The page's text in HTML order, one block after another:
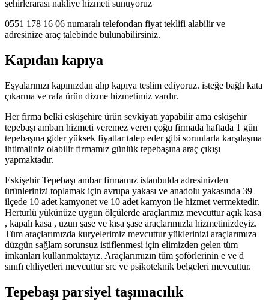
şehirlerarası nakliye hizmeti sunuyoruz
0551 178 16 06 numaralı telefondan fiyat teklifi alabilir ve
adresinize araç talebinde bulunabilirsiniz.
Kapıdan kapıya
Eşyalarınızı kapınızdan alıp kapıya teslim ediyoruz. isteğe bağlı kata
çıkarma ve rafa ürün dizme hizmetimiz vardır.
Her firma belki eskişehire ürün sevkiyatı yapabilir ama eskişehir
tepebaşı ambarı hizmeti veremez veren çoğu firmada haftada 1 gün
tepebaşına gider yüksek fiyatlar talep eder gibi sorunlarla karşılaşma
ihtimaliniz olabilir firmamız günlük tepebaşına araç çıkışı
yapmaktadır.
Eskişehir Tepebaşı ambar firmamız istanbulda adresinizden
ürünlerinizi toplamak için avrupa yakası ve anadolu yakasında 39
ilçede 10 adet kamyonet ve 10 adet kamyon ile hizmet vermektedir.
Hertürlü yükünüze uygun ölçülerde araçlarımız mevcuttur açık kasa
, kapalı kasa , uzun şase ve kısa şase araçlarımızla hizmetinizdeyiz.
Tüm araçlarımızda kuryelerimiz mevcuttur yüklerinizi araçlarımıza
düzgün sağlam sorunsuz istiflenmesi için elimizden gelen tüm
imkanları kullanmaktayız. Araçlarımızın tüm şoförlerinin e ve d
sınıfı ehliyetleri mevcuttur src ve psikoteknik belgeleri mevcuttur.
Tepebaşı parsiyel taşımacılık